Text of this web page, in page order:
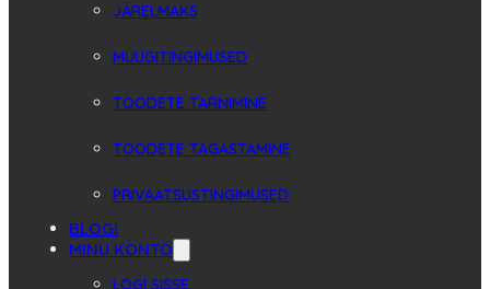
JÄRELMAKS
MÜÜGITINGIMUSED
TOODETE TARNIMINE
TOODETE TAGASTAMINE
PRIVAATSUSTINGIMUSED
BLOGI
MINU KONTO
LOGI SISSE